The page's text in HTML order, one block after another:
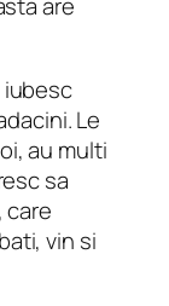
are
Le
au multi
sa
care
vin si